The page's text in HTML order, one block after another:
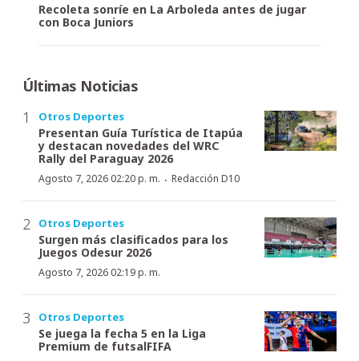
Recoleta sonríe en La Arboleda antes de jugar
con Boca Juniors
Últimas Noticias
Otros Deportes
Presentan Guía Turística de Itapúa
y destacan novedades del WRC
Rally del Paraguay 2026
Agosto 7, 2026 02:20 p. m. · Redacción D10
Otros Deportes
Surgen más clasificados para los
Juegos Odesur 2026
Agosto 7, 2026 02:19 p. m.
Otros Deportes
Se juega la fecha 5 en la Liga
Premium de futsalFIFA